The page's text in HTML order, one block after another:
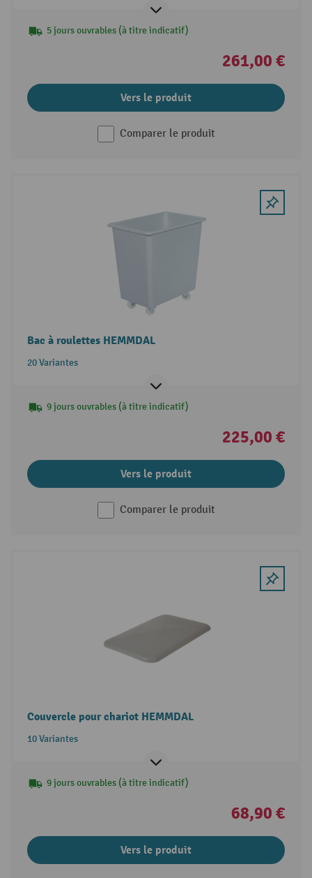
5 jours ouvrables (à titre indicatif)
261,00 €
Vers le produit
Comparer le produit
Bac à roulettes HEMMDAL
20 Variantes
9 jours ouvrables (à titre indicatif)
225,00 €
Vers le produit
Comparer le produit
Couvercle pour chariot HEMMDAL
10 Variantes
9 jours ouvrables (à titre indicatif)
68,90 €
Vers le produit